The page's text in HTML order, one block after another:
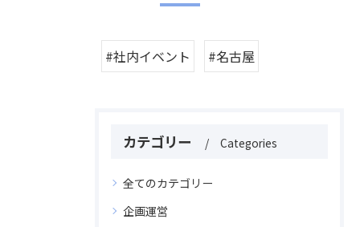
#社内イベント #名古屋
カテゴリー Categories
全てのカテゴリー
企画運営